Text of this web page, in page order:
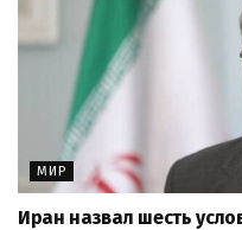
МИР
Иран назвал шесть